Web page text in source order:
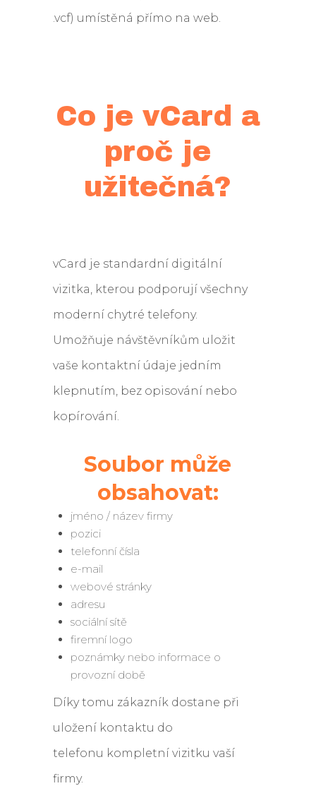
.vcf) umístěná přímo na web.
Co je vCard a
proč je
užitečná?
vCard je standardní digitální
vizitka, kterou podporují všechny
moderní chytré telefony.
Umožňuje návštěvníkům uložit
vaše kontaktní údaje jedním
klepnutím, bez opisování nebo
kopírování.
Soubor může
obsahovat:
jméno / název firmy
pozici
telefonní čísla
e-mail
webové stránky
adresu
sociální sítě
firemní logo
poznámky nebo informace o
provozní době
Díky tomu zákazník dostane při
uložení kontaktu do
telefonu kompletní vizitku vaší
firmy.